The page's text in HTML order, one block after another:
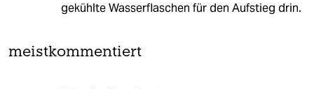
gekühlte Wasserflaschen für den Aufstieg drin.
meistkommentiert